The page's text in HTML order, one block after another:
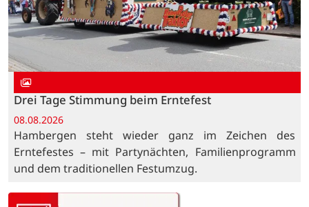
Drei Tage Stimmung beim Erntefest
08.08.2026
Hambergen steht wieder ganz im Zeichen des
Erntefestes – mit Partynächten, Familienprogramm
und dem traditionellen Festumzug.